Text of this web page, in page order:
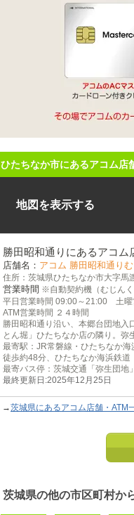
ひたちなか市にあるアコム店
地図を表示する
勝田昭和通りにあるアコム
店舗名： アコム 勝田昭和通り
住所：茨城県ひたちなか市大字馬
営業時間 ※自動契約機（むじんく
平日営業時間 09:00～21:00 土
ATM営業時間 ２４時間
勝田昭和通り沿い、本郷台団地入
とん堀」ひたちなか店の隣り。弥
最寄駅：JR常磐線・ひたちなか
徒歩約48分、ひたちなか海浜鉄
最寄バス停：茨城交通「弥生団地
最終更新日:2025年12月25日
→茨城県にあるアコム店舗・ATM
茨城県の他の市区町村か